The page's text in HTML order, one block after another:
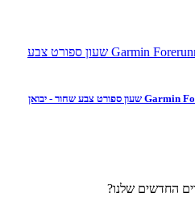
Garmin Forerunner 255S Music 41mm ‏שעון ספורט צבע שחור - יבואן
שלנו?